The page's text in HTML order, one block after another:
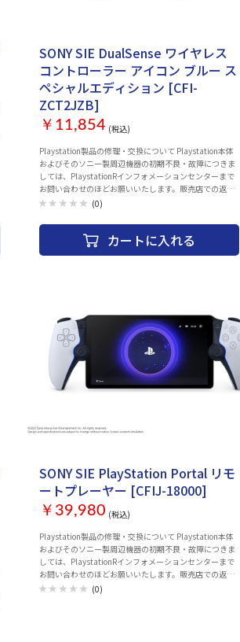
SONY SIE DualSense ワイヤレス
コントローラー アイコン ブルー ス
ペシャルエディション [CFI-
ZCT2JZB]
￥11,854 (税込)
Playstation製品の修理・交換について Playstation本体
およびそのソニー製周辺機器の初期不良・故障につきま
しては、PlaystationRインフォメーションセンターまで
お問い合わせのほどお願いいたします。販売店での返
品・交換は行っておりません。 また、お買い上げいただ
センターでお受けしています。 Playstationインフォメー
ションセンター 電話番号：0570-783-929(一部のIP電話
の場合 050-3754-9800) 受付時間 10:00 ～ 18:00 同梱
のあるPlayStation®シェイプのパターンと、コントロー
ラー全体を彩る独特なブルーとネイビーのカラーリング
が特徴。 ©Sony Interactive Entertainment Inc. All
rights reserved. Design and specifications are subject to
change without notice.
(0)
カートに入れる
SONY SIE PlayStation Portal リモ
ートプレーヤー [CFIJ-18000]
￥39,980 (税込)
Playstation製品の修理・交換について Playstation本体
およびそのソニー製周辺機器の初期不良・故障につきま
しては、PlaystationRインフォメーションセンターまで
お問い合わせのほどお願いいたします。販売店での返
品・交換は行っておりません。 また、お買い上げいただ
(0)